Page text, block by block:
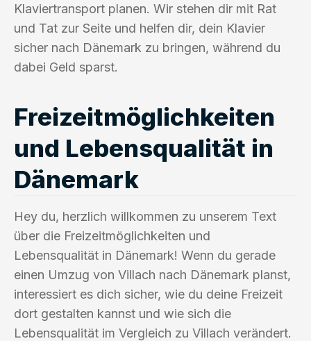
Klaviertransport planen. Wir stehen dir mit Rat
und Tat zur Seite und helfen dir, dein Klavier
sicher nach Dänemark zu bringen, während du
dabei Geld sparst.
Freizeitmöglichkeiten
und Lebensqualität in
Dänemark
Hey du, herzlich willkommen zu unserem Text
über die Freizeitmöglichkeiten und
Lebensqualität in Dänemark! Wenn du gerade
einen Umzug von Villach nach Dänemark planst,
interessiert es dich sicher, wie du deine Freizeit
dort gestalten kannst und wie sich die
Lebensqualität im Vergleich zu Villach verändert.